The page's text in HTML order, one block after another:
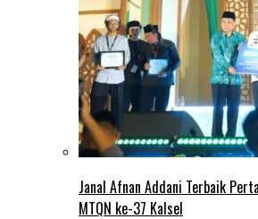
Janal Afnan Addani Terbaik
MTQN ke-37 Kalsel